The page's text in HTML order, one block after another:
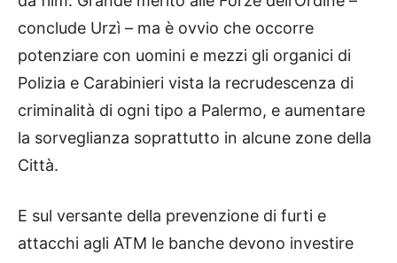
conclude Urzì – ma è ovvio che occorre
potenziare con uomini e mezzi gli organici di
Polizia e Carabinieri vista la recrudescenza di
criminalità di ogni tipo a Palermo, e aumentare
la sorveglianza soprattutto in alcune zone della
Città.
E sul versante della prevenzione di furti e
attacchi agli ATM le banche devono investire